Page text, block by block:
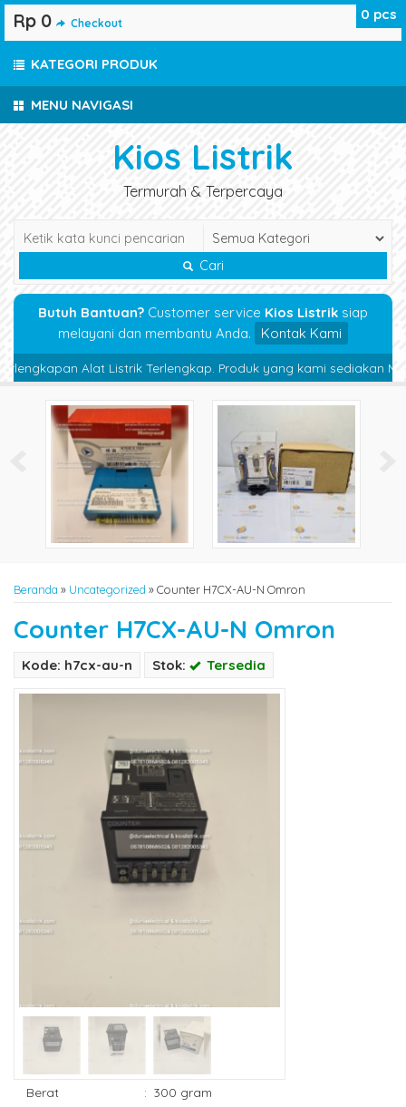
MENU NAVIGASI
Kios Listrik
Termurah & Terpercaya
Cari
Butuh Bantuan? Customer service Kios Listrik siap
melayani dan membantu Anda.
Kontak Kami
Alat Listrik Terlengkap. Produk yang kami sediakan
Beranda » Uncategorized »Counter H7CX-AU-N Omron
Counter H7CX-AU-N Omron
Kode: h7cx-au-n Stok: Tersedia
Berat : 300 gram
0 pcs
Rp 0 Checkout
KATEGORI PRODUK